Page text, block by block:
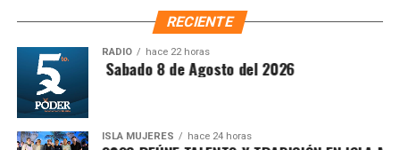
trámites, reducir cargas administrativas y mejorar la
RECIENTE
RADIO hace 22 horas
Matutina Sabado 8 de Agosto del 2026
ISLA MUJERES hace 24 horas